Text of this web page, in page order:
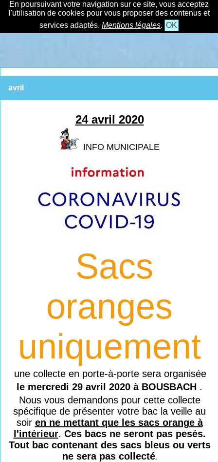
En poursuivant votre navigation sur ce site, vous acceptez
l'utilisation de cookies pour vous proposer des contenus et
services adaptés. Mentions légales. OK
avril
24 avril 2020
INFO MUNICIPALE
Sacs
oranges
uniquement
une collecte en porte-à-porte sera organisée
le mercredi 29 avril 2020 à BOUSBACH .
Nous vous demandons pour cette collecte
spécifique de présenter votre bac la veille au
soir en ne mettant que les sacs orange à
l'intérieur. Ces bacs ne seront pas pesés.
Tout bac contenant des sacs bleus ou verts
ne sera pas collecté.